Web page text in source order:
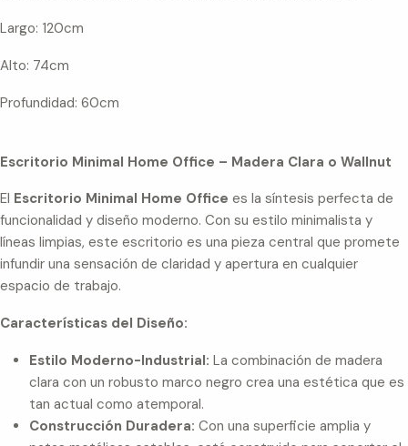
Largo: 120cm
Alto: 74cm
Profundidad: 60cm
Escritorio Minimal Home Office – Madera Clara o Wallnut
El Escritorio Minimal Home Office es la síntesis perfecta de
funcionalidad y diseño moderno. Con su estilo minimalista y
líneas limpias, este escritorio es una pieza central que promete
infundir una sensación de claridad y apertura en cualquier
espacio de trabajo.
Características del Diseño:
Estilo Moderno-Industrial: La combinación de madera
clara con un robusto marco negro crea una estética que es
tan actual como atemporal.
Construcción Duradera: Con una superficie amplia y